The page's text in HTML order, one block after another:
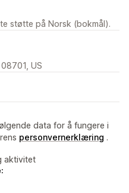
støtte på Norsk (bokmål).
US
data for å fungere i
personvernerklæring .
aktivitet